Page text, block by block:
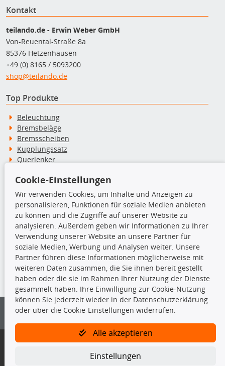
Kontakt
teilando.de - Erwin Weber GmbH
Von-Reuental-Straße 8a
85376 Hetzenhausen
+49 (0) 8165 / 5093200
shop@teilando.de
Top Produkte
Beleuchtung
Bremsbeläge
Bremsscheiben
Kupplungssatz
Querlenker
Stoßdämpfer
TecDoc Inside
Die hier angezeigten Daten insbesondere die gesamte Datenbank dürfen
nicht kopiert werden.
Es ist zu unterlassen, die Daten oder die gesamte Datenbank ohne
vorherige Zustimmung von TecDoc zu vervielfältigen, zu verbreiten
und/oder diese Handlungen durch Dritte ausführen zu lassen. Ein
Bitte prüfen Sie, ob das über unseren Onlineshop identifizierte Ersatzteil
Gegebenenfalls sind ergänzende Informationen notwendig, um
Cookie-Einstellungen
Wir verwenden Cookies, um Inhalte und Anzeigen zu
personalisieren, Funktionen für soziale Medien anbieten
zu können und die Zugriffe auf unserer Website zu
analysieren. Außerdem geben wir Informationen zu Ihrer
Verwendung unserer Website an unsere Partner für
soziale Medien, Werbung und Analysen weiter. Unsere
Partner führen diese Informationen möglicherweise mit
weiteren Daten zusammen, die Sie ihnen bereit gestellt
haben oder die sie im Rahmen Ihrer Nutzung der Dienste
gesammelt haben. Ihre Einwilligung zur Cookie-Nutzung
können Sie jederzeit wieder in der Datenschutzerklärung
oder über die Cookie-Einstellungen widerrufen.
Alle akzeptieren
Einstellungen